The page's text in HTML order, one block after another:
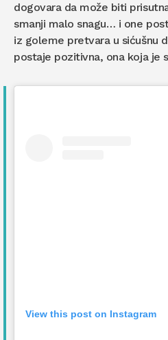
dogovara da može biti
smanji malo snagu… i one
iz goleme pretvara u sićušnu
postaje pozitivna, ona koja je
View this post on Instagram